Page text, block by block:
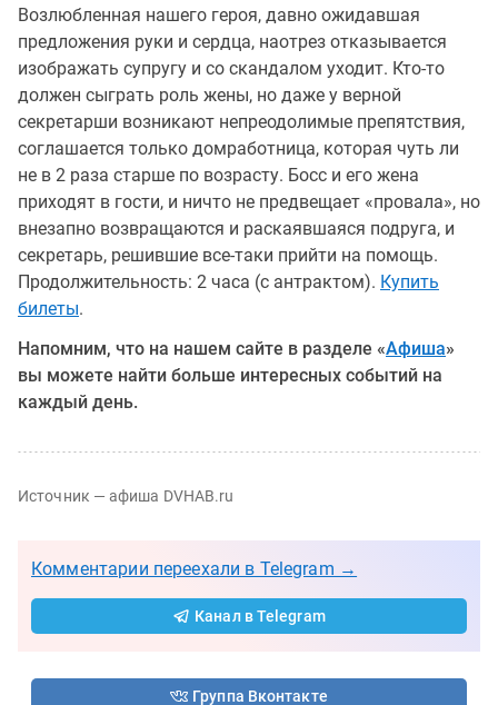
Возлюбленная нашего героя, давно ожидавшая
предложения руки и сердца, наотрез отказывается
изображать супругу и со скандалом уходит. Кто-то
должен сыграть роль жены, но даже у верной
секретарши возникают непреодолимые препятствия,
соглашается только домработница, которая чуть ли
не в 2 раза старше по возрасту. Босс и его жена
приходят в гости, и ничто не предвещает «провала», но
внезапно возвращаются и раскаявшаяся подруга, и
секретарь, решившие все-таки прийти на помощь.
Продолжительность: 2 часа (с антрактом). Купить
билеты.
Напомним, что на нашем сайте в разделе «Афиша»
вы можете найти больше интересных событий на
каждый день.
Источник — афиша DVHAB.ru
Комментарии переехали в Telegram →
Канал в Telegram
Группа Вконтакте